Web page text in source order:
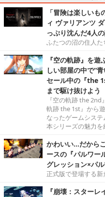
「冒険は楽しい
ィ ヴァリアンツ
っぷり沈んだ4人
ふたつの沼の住人た
『空の軌跡』を
しい部屋の中で“
セール中の『the
まで駆け抜けよう
『空の軌跡 the
軌跡 the 1st』から
なったゲームシス
本シリーズの魅力を
かわいい…だから
ースの『パルワー
グレッション×パ
正式版で登場する新
『崩壊：スター